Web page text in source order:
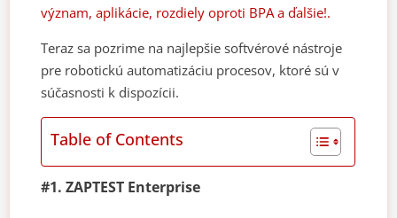
význam, aplikácie, rozdiely oproti BPA a ďalšie!.
Teraz sa pozrime na najlepšie softvérové nástroje
pre robotickú automatizáciu procesov, ktoré sú v
súčasnosti k dispozícii.
Table of Contents
#1. ZAPTEST Enterprise